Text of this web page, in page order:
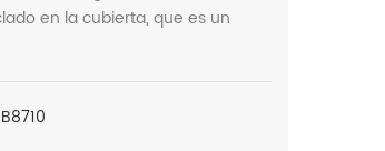
en la cubierta, que es un